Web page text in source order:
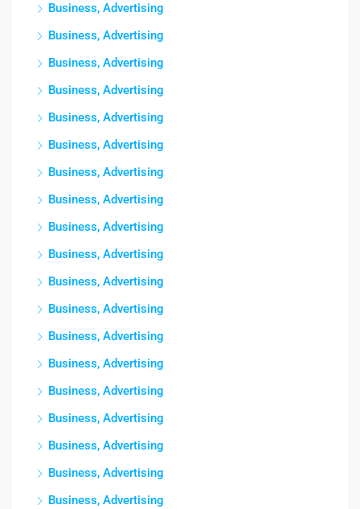
Business, Advertising
Business, Advertising
Business, Advertising
Business, Advertising
Business, Advertising
Business, Advertising
Business, Advertising
Business, Advertising
Business, Advertising
Business, Advertising
Business, Advertising
Business, Advertising
Business, Advertising
Business, Advertising
Business, Advertising
Business, Advertising
Business, Advertising
Business, Advertising
Business, Advertising